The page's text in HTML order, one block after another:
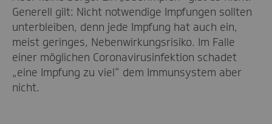
Generell gilt: Nicht notwendige Impfungen sollten
unterbleiben, denn jede Impfung hat auch ein,
meist geringes, Nebenwirkungsrisiko. Im Falle
einer möglichen Coronavirusinfektion schadet
„eine Impfung zu viel“ dem Immunsystem aber
nicht.